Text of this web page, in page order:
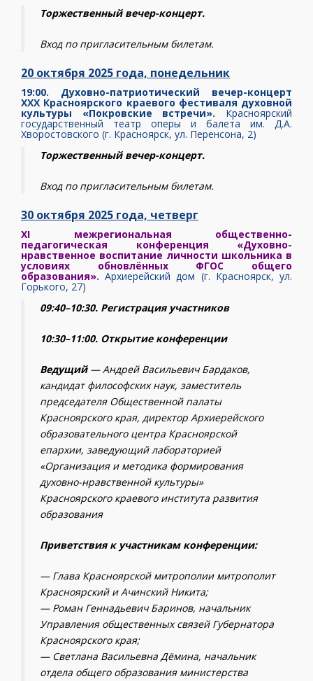
Торжественный вечер-концерт.
Вход по пригласительным билетам.
20 октября 2025 года, понедельник
19:00. Духовно-патриотический вечер-концерт
XXX Красноярского краевого фестиваля духовной
культуры «Покровские встречи». Красноярский
государственный театр оперы и балета им. Д.А.
Хворостовского (г. Красноярск, ул. Перенсона, 2)
Торжественный вечер-концерт.
Вход по пригласительным билетам.
30 октября 2025 года, четверг
XI межрегиональная общественно-
педагогическая конференция «Духовно-
нравственное воспитание личности школьника в
условиях обновлённых ФГОС общего
образования». Архиерейский дом (г. Красноярск, ул.
Горького, 27)
09:40–10:30. Регистрация участников
10:30–11:00. Открытие конференции
Ведущий— Андрей Васильевич Бардаков,
кандидат философских наук, заместитель
председателя Общественной палаты
Красноярского края, директор Архиерейского
образовательного центра Красноярской
епархии, заведующий лабораторией
«Организация и методика формирования
духовно-нравственной культуры»
Красноярского краевого института развития
образования
Приветствия к участникам конференции:
— Глава Красноярской митрополии митрополит
Красноярский и Ачинский Никита;
— Роман Геннадьевич Баринов, начальник
Управления общественных связей Губернатора
Красноярского края;
— Светлана Васильевна Дёмина, начальник
отдела общего образования министерства